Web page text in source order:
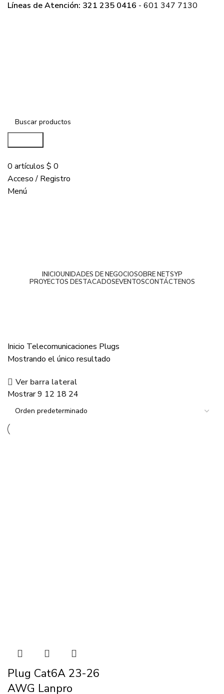
Líneas de Atención: 321 235 0416 - 601 347 7130
0 artículos $ 0
Acceso / Registro
Menú
INICIOUNIDADES DE NEGOCIOSOBRE NETSYP
PROYECTOS DESTACADOSEVENTOSCONTÁCTENOS
Inicio Telecomunicaciones Plugs
Mostrando el único resultado
Ver barra lateral
Mostrar9 12 18 24
Plug Cat6A 23-26
AWG Lanpro